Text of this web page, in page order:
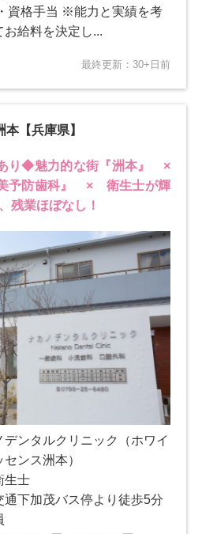
資格手当 ※能力と実績を考
お給料を決定し...
最終更新：30+日前
【兵庫県】
り◆魅力的な街『洲本』 ×
予防歯科』 × 衛生士が輝
業ほぼなし！
デンタルクリニック（ホワイ
センス洲本）
生士
通下加茂バス停より徒歩5分